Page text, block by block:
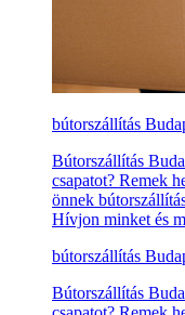
bútorszállítás
Bútorszállítás
csapatot? Remek
önnek
Hívjon minket és
bútorszállítás
Bútorszállítás